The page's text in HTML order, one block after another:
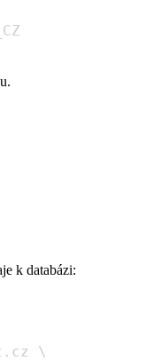
k databázi:
\